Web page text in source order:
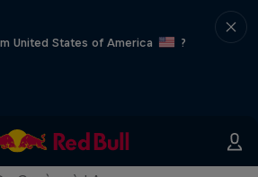
United States of America
?
: Danitsa